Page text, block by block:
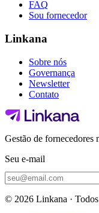
FAQ
Sou fornecedor
Linkana
Sobre nós
Governança
Newsletter
Contato
Gestão de fornecedores
Seu e-mail
© 2026 Linkana ·